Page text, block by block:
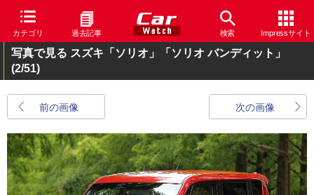
カテゴリ 過去記事 検索 Impressサイト
写真で見る スズキ「ソリオ」「ソリオ バンディット」
(2/51)
前の画像 次の画像